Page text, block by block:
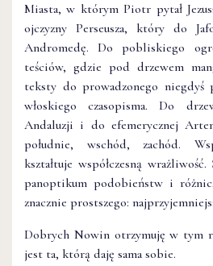
Miasta, w którym Piotr pytał
ojczyzny Perseusza, który do
Andromedę. Do pobliskiego
teściów, gdzie pod drzewem
teksty do prowadzonego niegdyś
włoskiego czasopisma. Do
Andaluzji i do efemerycznej
południe, wschód, zachód.
kształtuje współczesną
panoptikum podobieństw i
znacznie prostszego:
Dobrych Nowin otrzymuję w tym
jest ta, którą daję sama sobie.